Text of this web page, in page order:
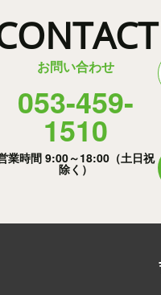
お問い合わせ
053-459-
1510
業時間 9:00～18:00（土日祝
除く）